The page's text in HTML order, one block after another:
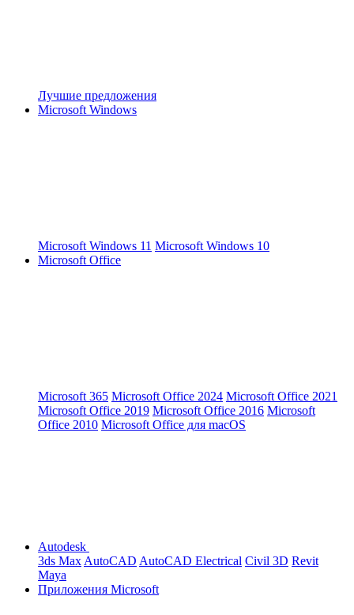
Лучшие предложения
Microsoft Windows
Microsoft Windows 11 Microsoft Windows 10
Microsoft Office
Microsoft 365 Microsoft Office 2024 Microsoft Office 2021
Microsoft Office 2019 Microsoft Office 2016 Microsoft
Office 2010 Microsoft Office для macOS
Autodesk
3ds Max AutoCAD AutoCAD Electrical Civil 3D Revit
Maya
Приложения Microsoft